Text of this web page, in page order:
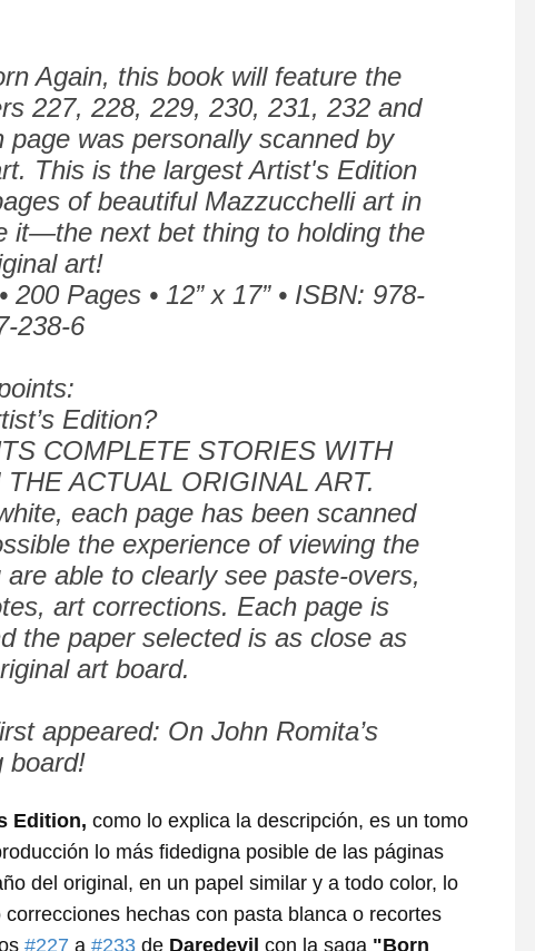
Again, this book will feature the
227, 228, 229, 230, 231, 232 and
was personally scanned by
This is the largest Artist's Edition
of beautiful Mazzucchelli art in
it—the next bet thing to holding the
art!
Pages • 12” x 17” • ISBN: 978-
238-6
Edition?
COMPLETE STORIES WITH
ACTUAL ORIGINAL ART.
each page has been scanned
the experience of viewing the
able to clearly see paste-overs,
art corrections. Each page is
the paper selected is as close as
art board.
appeared: On John Romita’s
board!
Edition, como lo explica la descripción, es un tomo
lo más fidedigna posible de las páginas
del original, en un papel similar y a todo color, lo
hechas con pasta blanca o recortes
#227 a #233 de Daredevil con la saga "Born